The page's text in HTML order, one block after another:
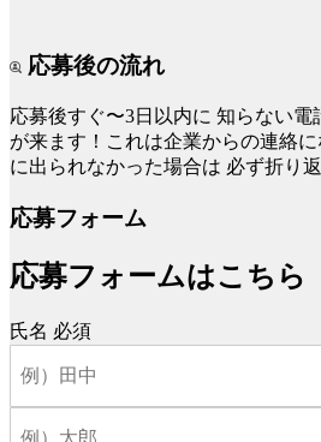
応募後の流れ
応募後すぐ〜3日以内に 知らない電
が来ます！これは企業からの連絡
に出られなかった場合は 必ず折り
応募フォーム
応募フォームはこちら
氏名 必須